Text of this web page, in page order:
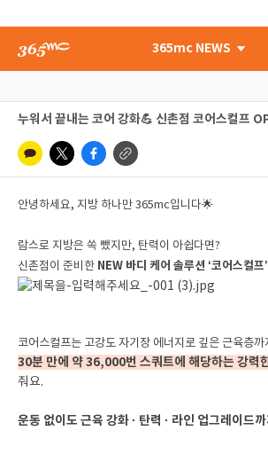
365mc NEWS
누워서 끝내는 코어 강화💪 신촌점 코어스컬프
안녕하세요, 지방 하나만 365mc입니다🌟
람스로 지방은 쏙 뺐지만, 탄력이 아쉽다면?
신촌점이 준비한 NEW 바디 케어 솔루션 ‘코어스컬프’
코어스컬프는 고강도 자기장 에너지로 깊은 근육층까
30분 만에 약 36,000번 스쿼트에 해당하는 강력
줘요.
운동 없이도 근육 강화 · 탄력 · 라인 업그레이드까